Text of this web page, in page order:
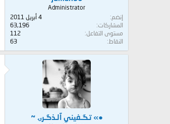
Administrator
إنضم
4 أبريل 2011
المشاركات
63,196
مستوى التفاعل
112
النقاط
63
●» تـگـفيني آلـذگـرۍ ~